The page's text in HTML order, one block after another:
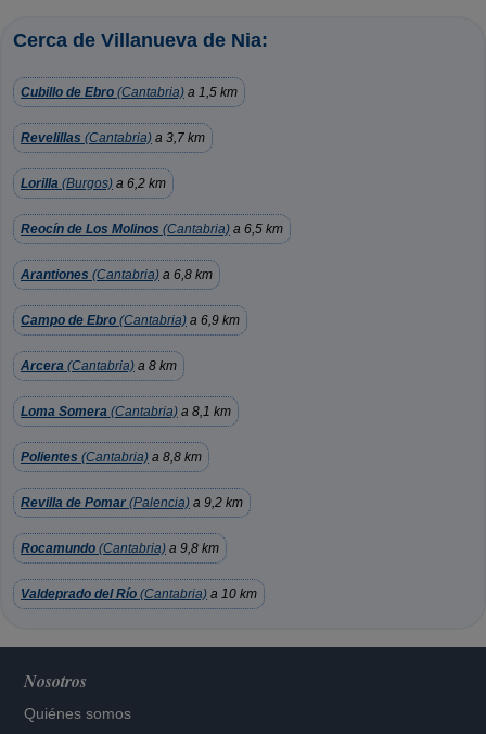
Cerca de Villanueva de Nia:
Cubillo de Ebro (Cantabria) a 1,5 km
Revelillas (Cantabria) a 3,7 km
Lorilla (Burgos) a 6,2 km
Reocín de Los Molinos (Cantabria) a 6,5 km
Arantiones (Cantabria) a 6,8 km
Campo de Ebro (Cantabria) a 6,9 km
Arcera (Cantabria) a 8 km
Loma Somera (Cantabria) a 8,1 km
Polientes (Cantabria) a 8,8 km
Revilla de Pomar (Palencia) a 9,2 km
Rocamundo (Cantabria) a 9,8 km
Valdeprado del Río (Cantabria) a 10 km
Nosotros
Quiénes somos